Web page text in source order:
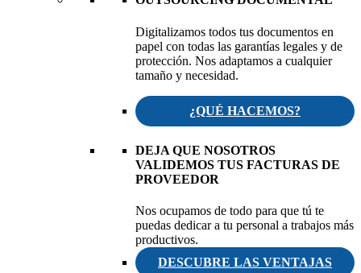
Digitalizamos todos tus documentos en
papel con todas las garantías legales y de
protección. Nos adaptamos a cualquier
tamaño y necesidad.
¿QUÉ HACEMOS?
DEJA QUE NOSOTROS
VALIDEMOS TUS FACTURAS DE
PROVEEDOR
Nos ocupamos de todo para que tú te
puedas dedicar a tu personal a trabajos más
productivos.
DESCUBRE LAS VENTAJAS